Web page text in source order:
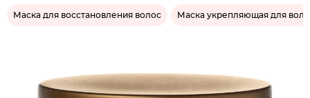
Маска для восстановления волос Маска укрепляющая для